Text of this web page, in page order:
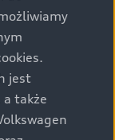
zmian w
detale
zdjęcia
dostępne
i
jest
a także